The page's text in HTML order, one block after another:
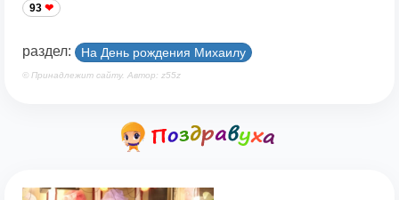
93
раздел: На День рождения Михаилу
© Принадлежит сайту. Автор: z55z